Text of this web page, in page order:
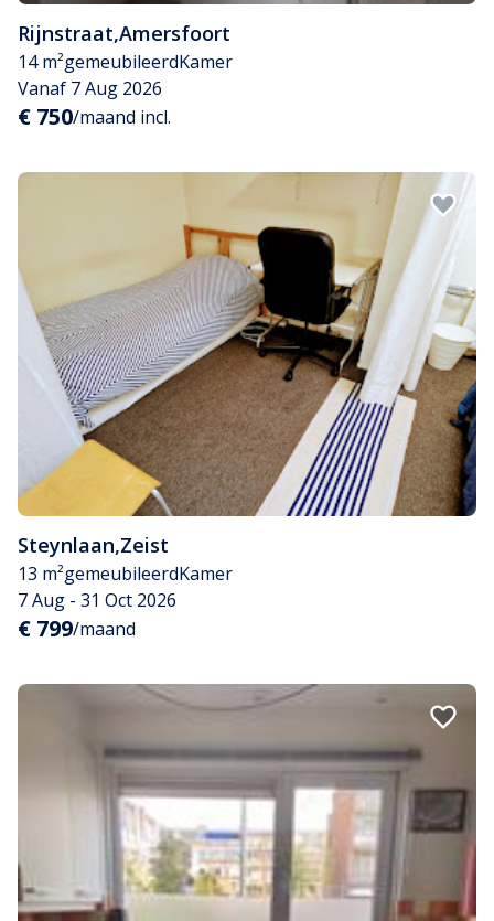
Rijnstraat,Amersfoort
14 m²gemeubileerdKamer
Vanaf 7 Aug 2026
€ 750/maand incl.
Steynlaan,Zeist
13 m²gemeubileerdKamer
7 Aug - 31 Oct 2026
€ 799/maand